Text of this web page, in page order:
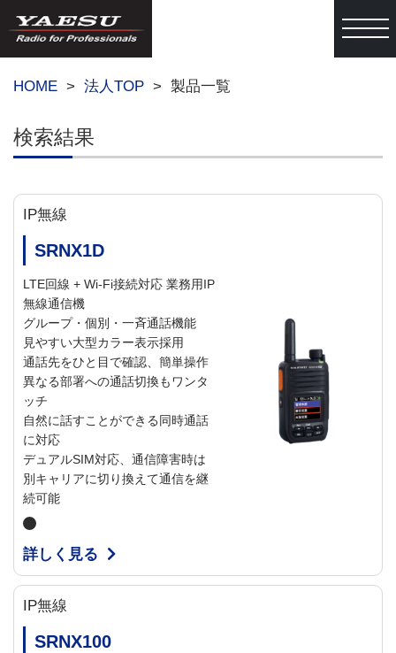
HOME 法人TOP 製品一覧
検索結果
IP無線
SRNX1D
LTE回線 + Wi-Fi接続対応 業務用IP
無線通信機
グループ・個別・一斉通話機能
見やすい大型カラー表示採用
通話先をひと目で確認、簡単操作
異なる部署への通話切換もワンタ
ッチ
自然に話すことができる同時通話
に対応
デュアルSIM対応、通信障害時は
別キャリアに切り換えて通信を継
続可能
詳しく見る
IP無線
SRNX100